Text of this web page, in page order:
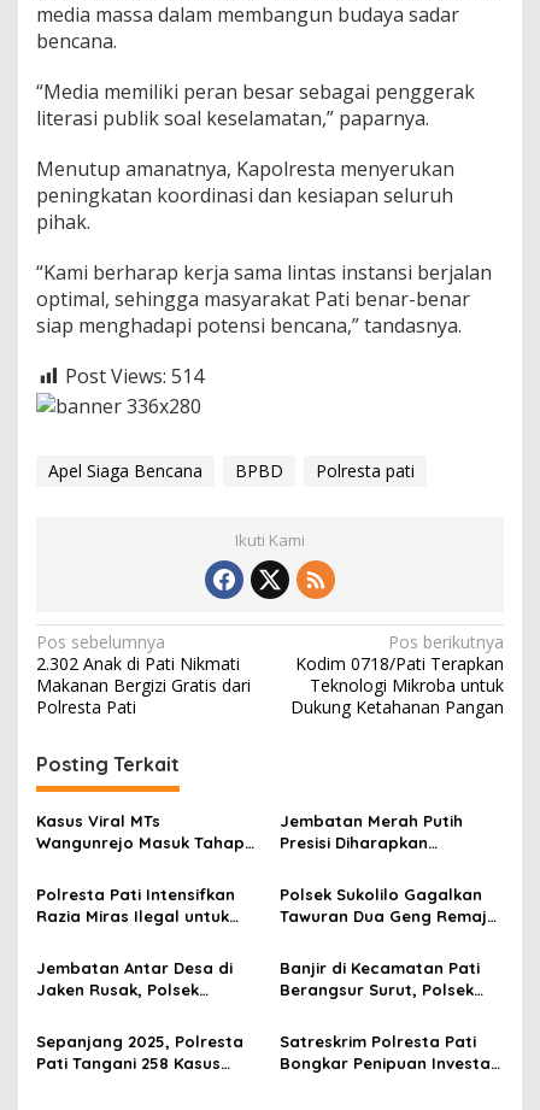
media massa dalam membangun budaya sadar
bencana.
“Media memiliki peran besar sebagai penggerak
literasi publik soal keselamatan,” paparnya.
Menutup amanatnya, Kapolresta menyerukan
peningkatan koordinasi dan kesiapan seluruh
pihak.
“Kami berharap kerja sama lintas instansi berjalan
optimal, sehingga masyarakat Pati benar-benar
siap menghadapi potensi bencana,” tandasnya.
Post Views: 514
Apel Siaga Bencana BPBD Polresta pati
Ikuti Kami
N
a
v
i
g
a
s
i
p
s
Pos sebelumnya
2.302 Anak di Pati Nikmati
Makanan Bergizi Gratis dari
Polresta Pati
Pos berikutnya
Kodim 0718/Pati Terapkan
Teknologi Mikroba untuk
Dukung Ketahanan Pangan
Posting Terkait
Kasus Viral MTs
Wangunrejo Masuk Tahap
Kumpulkan Alat Bukti
Jembatan Merah Putih
Presisi Diharapkan
Ekonomi Warga
Polresta Pati Intensifkan
Razia Miras Ilegal untuk
Kamtibmas
Polsek Sukolilo Gagalkan
Tawuran Dua Geng Remaja
Jembatan Antar Desa di
Jaken Rusak, Polsek
Cepat
Banjir di Kecamatan Pati
Berangsur Surut, Polsek
Sepanjang 2025, Polresta
Pati Tangani 258 Kasus
Satreskrim Polresta Pati
Bongkar Penipuan Investasi